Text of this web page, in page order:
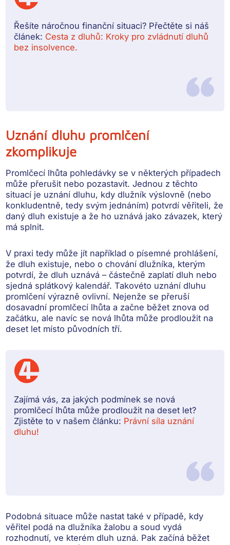
Řešíte náročnou finanční situaci? Přečtěte si náš
článek: Cesta z dluhů: Kroky pro zvládnutí dluhů
bez insolvence.
Uznání dluhu promlčení
zkomplikuje
Promlčecí lhůta pohledávky se v některých případech
může přerušit nebo pozastavit. Jednou z těchto
situací je uznání dluhu, kdy dlužník výslovně (nebo
konkludentně, tedy svým jednáním) potvrdí věřiteli, že
daný dluh existuje a že ho uznává jako závazek, který
má splnit.
V praxi tedy může jít například o písemné prohlášení,
že dluh existuje, nebo o chování dlužníka, kterým
potvrdí, že dluh uznává – částečně zaplatí dluh nebo
sjedná splátkový kalendář. Takovéto uznání dluhu
promlčení výrazně ovlivní. Nejenže se přeruší
dosavadní promlčecí lhůta a začne běžet znova od
začátku, ale navíc se nová lhůta může prodloužit na
deset let místo původních tří.
Zajímá vás, za jakých podmínek se nová
promlčecí lhůta může prodloužit na deset let?
Zjistěte to v našem článku: Právní síla uznání
dluhu!
Podobná situace může nastat také v případě, kdy
věřitel podá na dlužníka žalobu a soud vydá
rozhodnutí, ve kterém dluh uzná. Pak začíná běžet